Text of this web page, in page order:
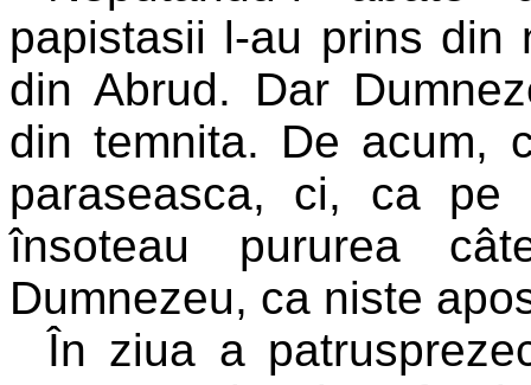
papistasii l-au prins
din Abrud. Dar
din temnita. De acum,
paraseasca, ci, ca pe
însoteau pururea
Dumnezeu, ca niste
În ziua a